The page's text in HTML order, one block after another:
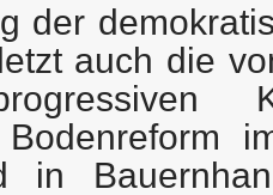
der
auch die
Bodenreform
in